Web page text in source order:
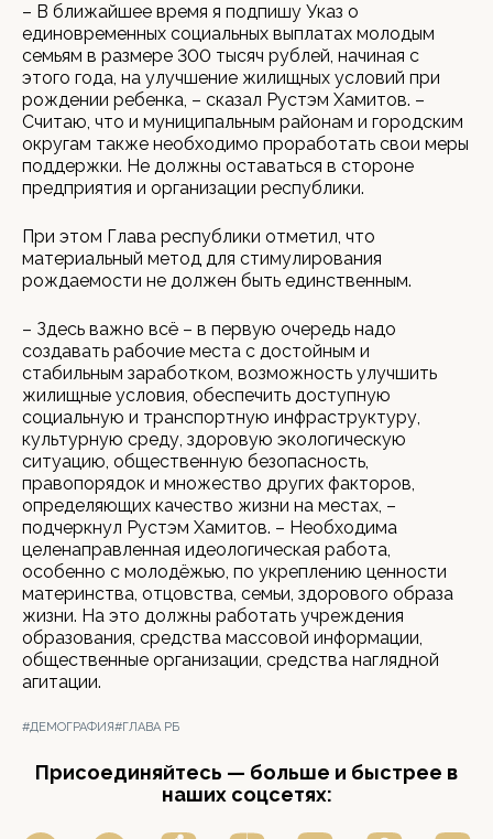
– В ближайшее время я подпишу Указ о
единовременных социальных выплатах молодым
семьям в размере 300 тысяч рублей, начиная с
этого года, на улучшение жилищных условий при
рождении ребенка, – сказал Рустэм Хамитов. –
Считаю, что и муниципальным районам и городским
округам также необходимо проработать свои меры
поддержки. Не должны оставаться в стороне
предприятия и организации республики.
При этом Глава республики отметил, что
материальный метод для стимулирования
рождаемости не должен быть единственным.
– Здесь важно всё – в первую очередь надо
создавать рабочие места с достойным и
стабильным заработком, возможность улучшить
жилищные условия, обеспечить доступную
социальную и транспортную инфраструктуру,
культурную среду, здоровую экологическую
ситуацию, общественную безопасность,
правопорядок и множество других факторов,
определяющих качество жизни на местах, –
подчеркнул Рустэм Хамитов. – Необходима
целенаправленная идеологическая работа,
особенно с молодёжью, по укреплению ценности
материнства, отцовства, семьи, здорового образа
жизни. На это должны работать учреждения
образования, средства массовой информации,
общественные организации, средства наглядной
агитации.
#ДЕМОГРАФИЯ#ГЛАВА РБ
Присоединяйтесь — больше и быстрее в
наших соцсетях: